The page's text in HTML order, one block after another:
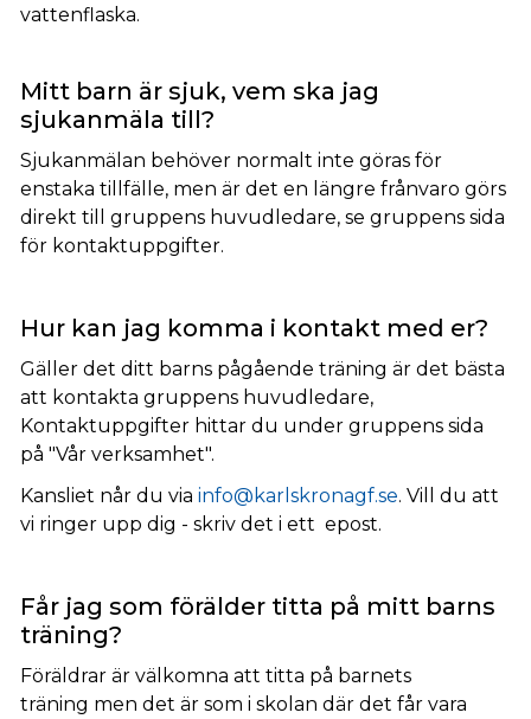
vattenflaska.
Mitt barn är sjuk, vem ska jag
sjukanmäla till?
Sjukanmälan behöver normalt inte göras för
enstaka tillfälle, men är det en längre frånvaro görs
direkt till gruppens huvudledare, se gruppens sida
för kontaktuppgifter.
Hur kan jag komma i kontakt med er?
Gäller det ditt barns pågående träning är det bästa
att kontakta gruppens huvudledare,
Kontaktuppgifter hittar du under gruppens sida
på "Vår verksamhet".
Kansliet når du via info@karlskronagf.se. Vill du att
vi ringer upp dig - skriv det i ett epost.
Får jag som förälder titta på mitt barns
träning?
Föräldrar är välkomna att titta på barnets
träning men det är som i skolan där det får vara